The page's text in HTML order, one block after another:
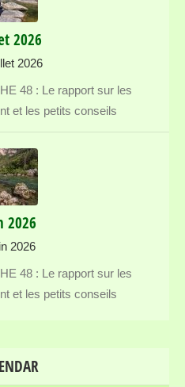
2026
2026
48 : Le rapport sur les
et les petits conseils
2026
2026
48 : Le rapport sur les
et les petits conseils